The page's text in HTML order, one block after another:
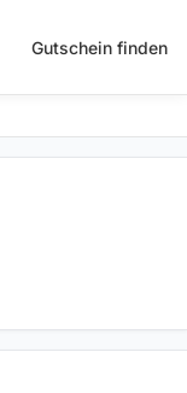
Gutschein finden